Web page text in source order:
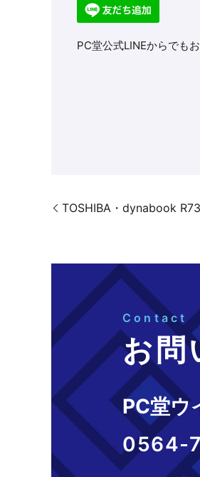
PC堂公式LINEからでも
TOSHIBA・dynabook
Contact
お問
PC堂ウ
0564-